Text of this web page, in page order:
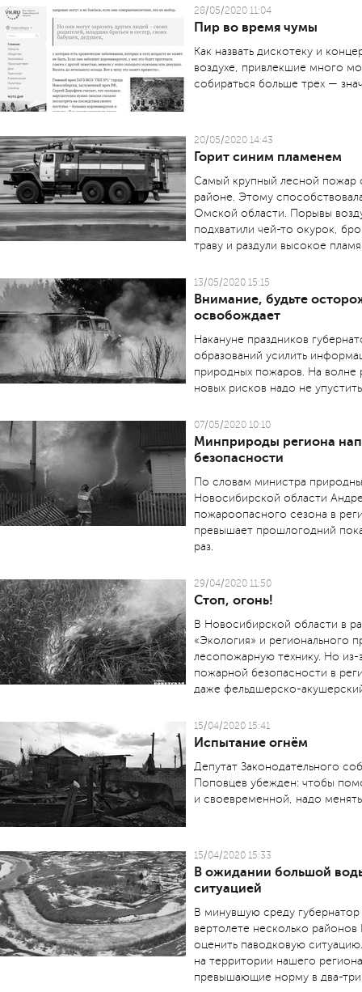
28/05/2020 11:04
Пир во время чумы
Как назвать дискотеку и
воздухе, привлекшие много
собираться больше трех —
20/05/2020 14:43
Горит синим пламенем
Самый крупный лесной пожар
районе. Этому
Омской области. Порывы
подхватили чей-то окурок,
траву и раздули высокое
13/05/2020 15:15
Внимание, будьте
освобождает
Накануне праздников
образований усилить
природных пожаров. На волне
новых рисков надо не
07/05/2020 10:10
Минприроды региона
безопасности
По словам министра
Новосибирской области
пожароопасного сезона в
превышает прошлогодний
раз.
29/04/2020 11:50
Стоп, огонь!
В Новосибирской области в
«Экология» и регионального
лесопожарную технику. Но
пожарной безопасности в
даже фельдшерско-
15/04/2020 15:41
Испытание огнём
Депутат Законодательного
Поповцев убежден: чтобы
и своевременной, надо
15/04/2020 15:33
В ожидании большой
ситуацией
В минувшую среду
вертолете несколько
оценить паводковую
на территории нашего
превышающие норму в два-три